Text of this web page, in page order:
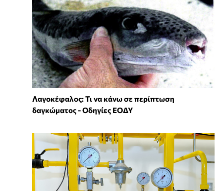
Λαγοκέφαλος: Τι να κάνω σε περίπτωση
δαγκώματος - Οδηγίες ΕΟΔΥ